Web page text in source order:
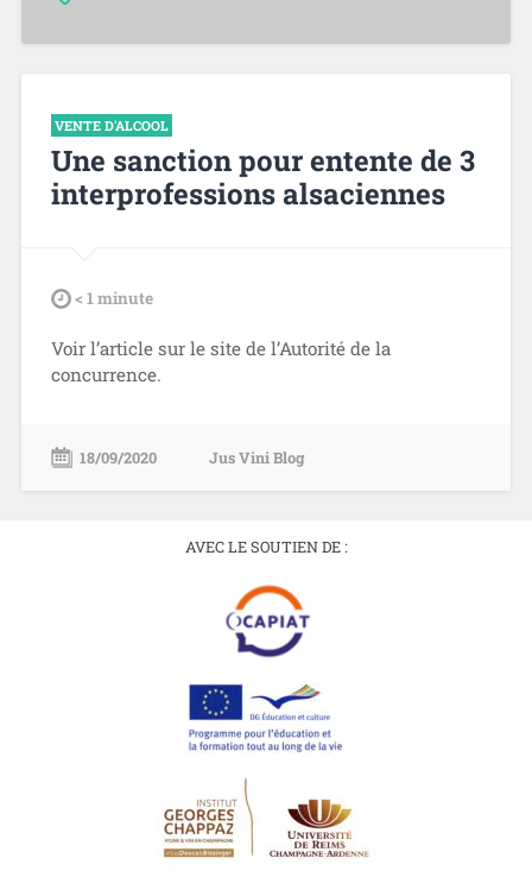
VENTE D'ALCOOL
Une sanction pour entente de 3
interprofessions alsaciennes
tdl< 1minute
Voir l’article sur le site de l’Autorité de la
concurrence.
18/09/2020 Jus Vini Blog
AVEC LE SOUTIEN DE :